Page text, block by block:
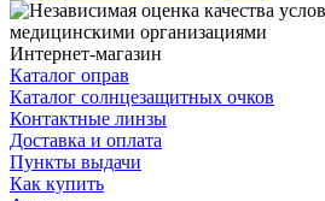
Интернет-магазин
Каталог оправ
Каталог солнцезащитных очков
Контактные линзы
Доставка и оплата
Пункты выдачи
Как купить